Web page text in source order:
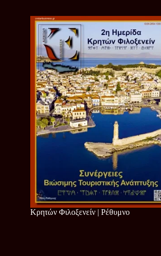
Κρητών Φιλοξενείν | Ρέθυμνο